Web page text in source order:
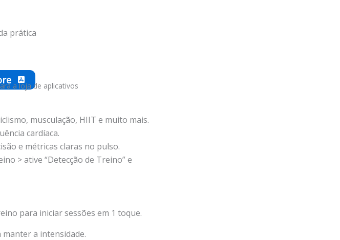
prática
a loja de aplicativos
musculação, HIIT e muito mais.
cardíaca.
e métricas claras no pulso.
> ative “Detecção de Treino” e
para iniciar sessões em 1 toque.
manter a intensidade.